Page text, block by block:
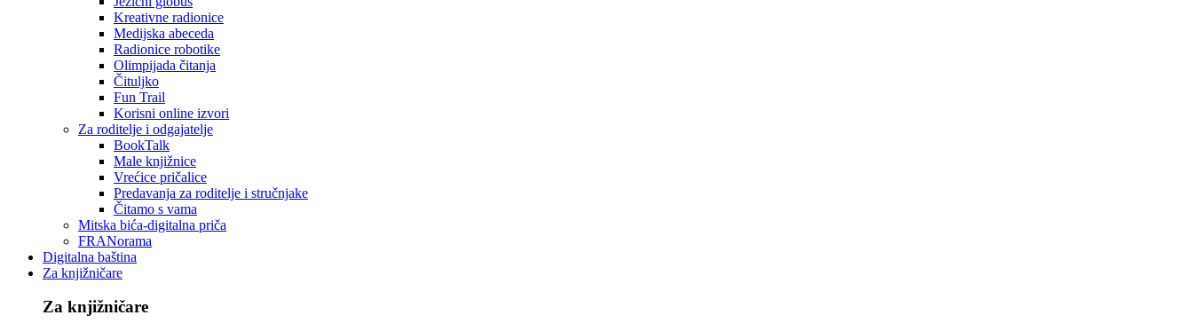
Kreativne radionice
Medijska abeceda
Radionice robotike
Olimpijada čitanja
Čituljko
Fun Trail
Korisni online izvori
Za roditelje i odgajatelje
BookTalk
Male knjižnice
Vrećice pričalice
Predavanja za roditelje i stručnjake
Čitamo s vama
Mitska bića-digitalna priča
FRANorama
Digitalna baština
Za knjižničare
Za knjižničare